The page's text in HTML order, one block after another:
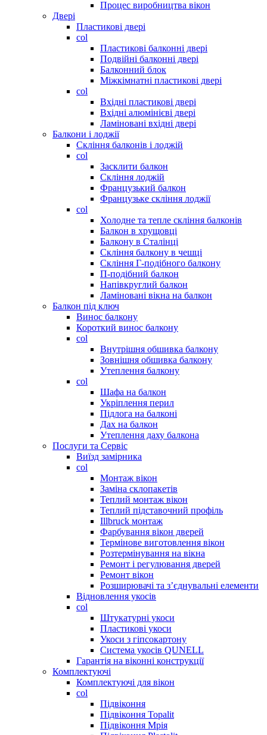
Процес виробництва вікон
Двері
Пластикові двері
col
Пластикові балконні двері
Подвійні балконні двері
Балконний блок
Міжкімнатні пластикові двері
col
Вхідні пластикові двері
Вхідні алюмінієві двері
Ламіновані вхідні двері
Балкони і лоджії
Скління балконів і лоджій
col
Засклити балкон
Скління лоджій
Французький балкон
Французьке скління лоджії
col
Холодне та тепле скління балконів
Балкон в хрущовці
Балкону в Сталінці
Скління балкону в чешці
Скління Г-подібного балкону
П-подібний балкон
Напівкруглий балкон
Ламіновані вікна на балкон
Балкон під ключ
Винос балкону
Короткий винос балкону
col
Внутрішня обшивка балкону
Зовнішня обшивка балкону
Утеплення балкону
col
Шафа на балкон
Укріплення перил
Підлога на балконі
Дах на балкон
Утеплення даху балкона
Послуги та Сервіс
Виїзд замірника
col
Монтаж вікон
Заміна склопакетів
Теплий монтаж вікон
Теплий підставочний профіль
Illbruck монтаж
Фарбування вікон дверей
Термінове виготовлення вікон
Розтермінування на вікна
Ремонт і регулювання дверей
Ремонт вікон
Розширювачі та з’єднувальні елементи
Відновлення укосів
col
Штукатурні укоси
Пластикові укоси
Укоси з гіпсокартону
Система укосів QUNELL
Гарантія на віконні конструкції
Комплектуючі
Комплектуючі для вікон
col
Підвіконня
Підвіконня Topalit
Підвіконня Мрія